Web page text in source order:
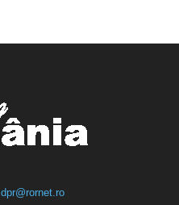
dpr@rornet.ro